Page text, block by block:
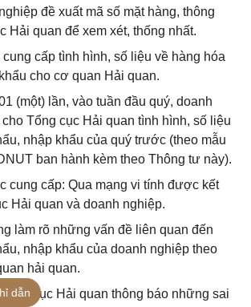
đề xuất mã số mặt hàng, thông
Hải quan để xem xét, thống nhất.
cấp tình hình, số liệu về hàng hóa
cho cơ quan Hải quan.
(một) lần, vào tuần đầu quý, doanh
Tổng cục Hải quan tình hình, số liệu
nhập khẩu của quý trước (theo mẫu
ban hành kèm theo Thông tư này).
cung cấp: Qua mạng vi tính được kết
Hải quan và doanh nghiệp.
làm rõ những vấn đề liên quan đến
nhập khẩu của doanh nghiệp theo
hải quan.
cục Hải quan thông báo những sai
dẫn